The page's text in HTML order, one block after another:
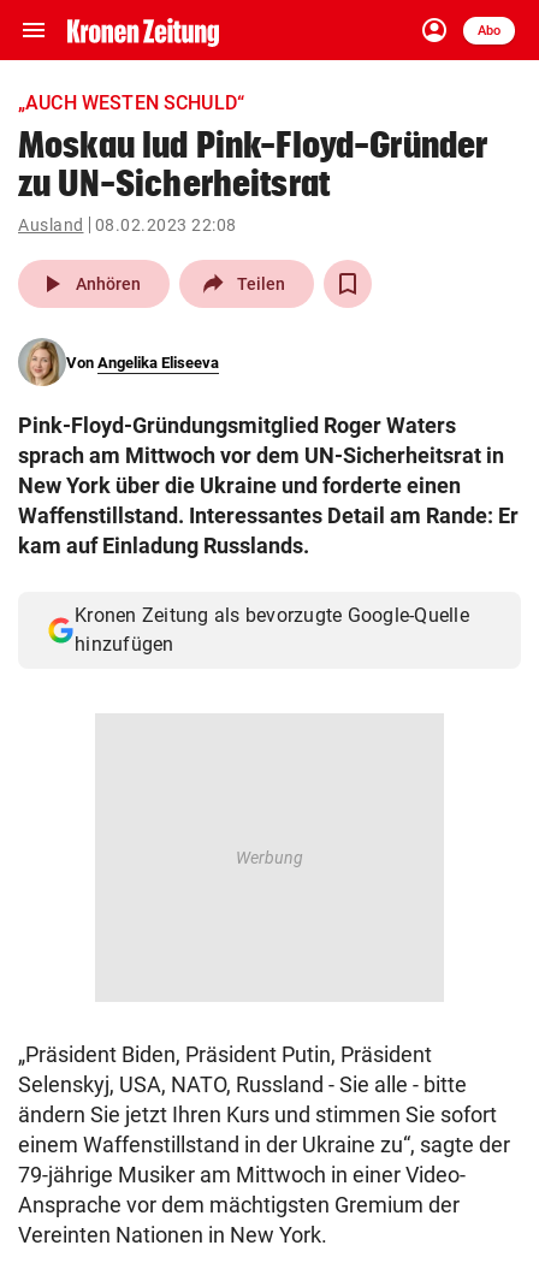
menu Navigation
ein-/ausklappen
account_circle
Anmelden
Abo
close Schließen
account_circle Anmelden
pin_drop
Wien arrow_right
search
eingeben
© Krone Multimedia GmbH & Co KG 2026
„AUCH WESTEN SCHULD“
Moskau lud Pink-Floyd-Gründer
zu UN-Sicherheitsrat
Ausland 08.02.2023 22:08
play_arrow Anhören Teilen
Von Angelika Eliseeva
Pink-Floyd-Gründungsmitglied Roger Waters
sprach am Mittwoch vor dem UN-Sicherheitsrat in
New York über die Ukraine und forderte einen
Waffenstillstand. Interessantes Detail am Rande: Er
kam auf Einladung Russlands.
Kronen Zeitung als bevorzugte Google-Quelle
hinzufügen
„Präsident Biden, Präsident Putin, Präsident
Selenskyj, USA, NATO, Russland - Sie alle - bitte
ändern Sie jetzt Ihren Kurs und stimmen Sie sofort
einem Waffenstillstand in der Ukraine zu“, sagte der
79-jährige Musiker am Mittwoch in einer Video-
Ansprache vor dem mächtigsten Gremium der
Vereinten Nationen in New York.